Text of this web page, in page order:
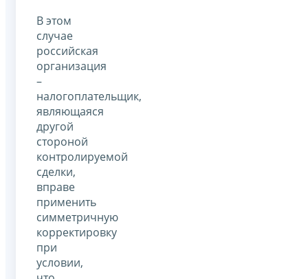
В этом
случае
российская
организация
–
налогоплательщик,
являющаяся
другой
стороной
контролируемой
сделки,
вправе
применить
симметричную
корректировку
при
условии,